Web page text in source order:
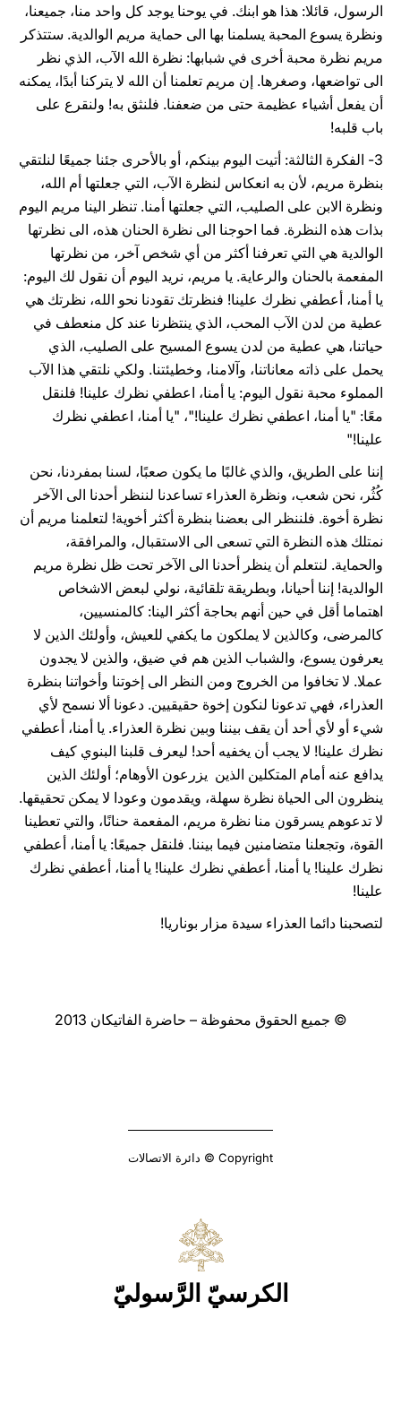
الرسول، قائلا: هذا هو ابنك. في يوحنا يوجد كل واحد منا، جميعنا،
ونظرة يسوع المحبة يسلمنا بها الى حماية مريم الوالدية. ستتذكر
مريم نظرة محبة أخرى في شبابها: نظرة الله الآب، الذي نظر
الى تواضعها، وصغرها. إن مريم تعلمنا أن الله لا يتركنا أبدًا، يمكنه
أن يفعل أشياء عظيمة حتى من ضعفنا. فلنثق به! ولنقرع على
باب قلبه!
3- الفكرة الثالثة: أتيت اليوم بينكم، أو بالأحرى جئنا جميعًا لنلتقي
بنظرة مريم، لأن به انعكاس لنظرة الآب، التي جعلتها أم الله،
ونظرة الابن على الصليب، التي جعلتها أمنا. تنظر الينا مريم اليوم
بذات هذه النظرة. فما احوجنا الى نظرة الحنان هذه، الى نظرتها
الوالدية هي التي تعرفنا أكثر من أي شخص آخر، من نظرتها
المفعمة بالحنان والرعاية. يا مريم، نريد اليوم أن نقول لك اليوم:
يا أمنا، أعطفي نظرك علينا! فنظرتك تقودنا نحو الله، نظرتك هي
عطية من لدن الآب المحب، الذي ينتظرنا عند كل منعطف في
حياتنا، هي عطية من لدن يسوع المسيح على الصليب، الذي
يحمل على ذاته معاناتنا، وآلامنا، وخطيئتنا. ولكي نلتقي هذا الآب
المملوء محبة نقول اليوم: يا أمنا، اعطفي نظرك علينا! فلنقل
معًا: "يا أمنا، اعطفي نظرك علينا!"، "يا أمنا، اعطفي نظرك
علينا!"
إننا على الطريق، والذي غالبًا ما يكون صعبًا، لسنا بمفردنا، نحن
كُثُر، نحن شعب، ونظرة العذراء تساعدنا لننظر أحدنا الى الآخر
نظرة أخوة. فلننظر الى بعضنا بنظرة أكثر أخوية! لتعلمنا مريم أن
نمتلك هذه النظرة التي تسعى الى الاستقبال، والمرافقة،
والحماية. لنتعلم أن ينظر أحدنا الى الآخر تحت ظل نظرة مريم
الوالدية! إننا أحيانا، وبطريقة تلقائية، نولي لبعض الاشخاص
اهتماما أقل في حين أنهم بحاجة أكثر الينا: كالمنسيين،
كالمرضى، وكالذين لا يملكون ما يكفي للعيش، وأولئك الذين لا
يعرفون يسوع، والشباب الذين هم في ضيق، والذين لا يجدون
عملا. لا تخافوا من الخروج ومن النظر الى إخوتنا وأخواتنا بنظرة
العذراء، فهي تدعونا لنكون إخوة حقيقيين. دعونا ألا نسمح لأي
شيء أو لأي أحد أن يقف بيننا وبين نظرة العذراء. يا أمنا، أعطفي
نظرك علينا! لا يجب أن يخفيه أحد! ليعرف قلبنا البنوي كيف
يدافع عنه أمام المتكلين الذين يزرعون الأوهام؛ أولئك الذين
ينظرون الى الحياة نظرة سهلة، ويقدمون وعودا لا يمكن تحقيقها.
لا تدعوهم يسرقون منا نظرة مريم، المفعمة حنانًا، والتي تعطينا
القوة، وتجعلنا متضامنين فيما بيننا. فلنقل جميعًا: يا أمنا، أعطفي
نظرك علينا! يا أمنا، أعطفي نظرك علينا! يا أمنا، أعطفي نظرك
علينا!
لتصحبنا دائما العذراء سيدة مزار بوناريا!
© جميع الحقوق محفوظة – حاضرة الفاتيكان 2013
Copyright © دائرة الاتصالات
الكرسيّ الرَّسوليّ